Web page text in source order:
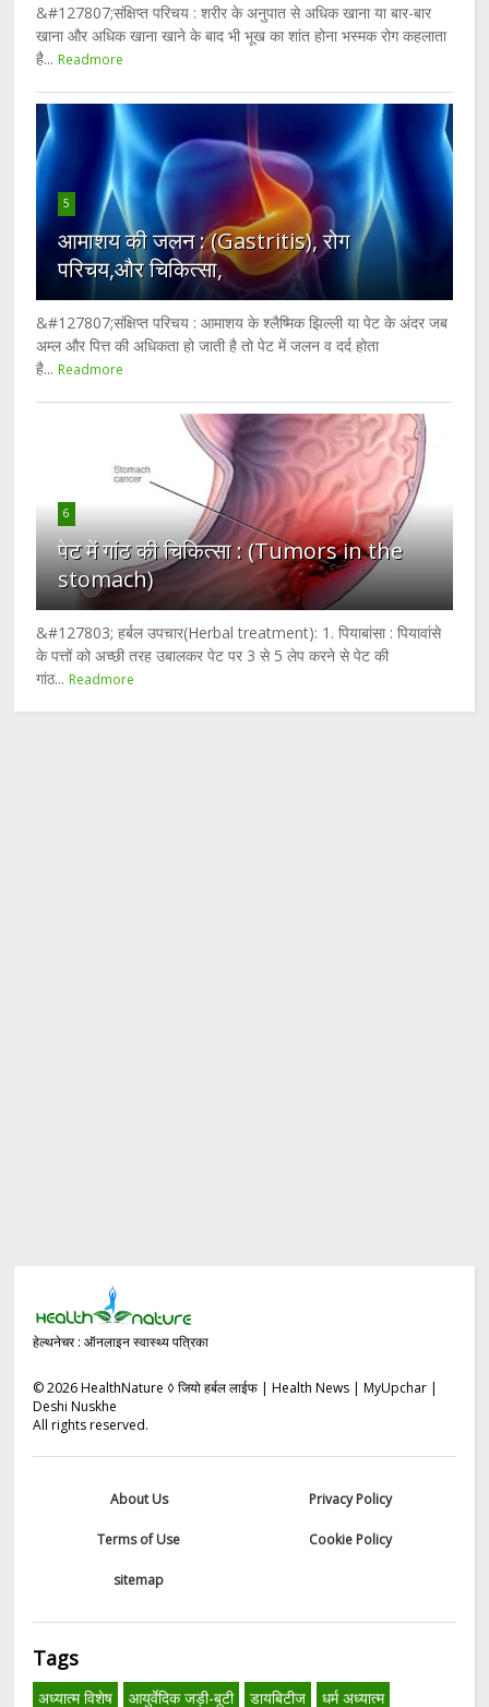
&#127807;संक्षिप्त परिचय : शरीर के अनुपात से अधिक खाना या बार-बार
खाना और अधिक खाना खाने के बाद भी भूख का शांत होना भस्मक रोग कहलाता
है... Readmore
5
आमाशय की जलन : (Gastritis), रोग
परिचय,और चिकित्सा,
&#127807;संक्षिप्त परिचय : आमाशय के श्लैष्मिक झिल्ली या पेट के अंदर जब
अम्ल और पित्त की अधिकता हो जाती है तो पेट में जलन व दर्द होता
है... Readmore
6
पेट में गांठ की चिकित्सा : (Tumors in the
stomach)
&#127803; हर्बल उपचार(Herbal treatment): 1. पियाबांसा : पियावांसे
के पत्तों को अच्छी तरह उबालकर पेट पर 3 से 5 लेप करने से पेट की
गांठ... Readmore
हेल्थनेचर : ऑनलाइन स्वास्थ्य पत्रिका
©2026HealthNature ◊ जियो हर्बल लाईफ | Health News | MyUpchar |
Deshi Nuskhe
All rights reserved.
About Us Privacy Policy
Terms of Use Cookie Policy
sitemap
Tags
अध्यात्म विशेष आयुर्वेदिक जड़ी-बूटी डायबिटीज धर्म अध्यात्म